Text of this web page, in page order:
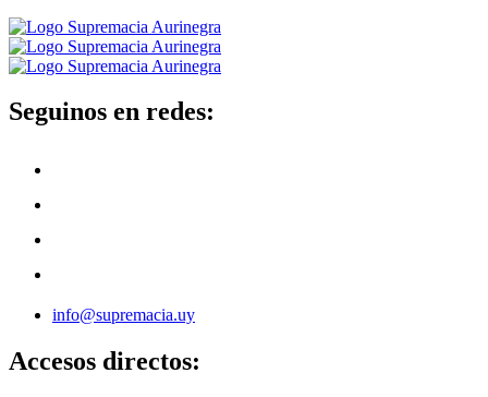
Seguinos en redes:
info@supremacia.uy
Accesos directos: